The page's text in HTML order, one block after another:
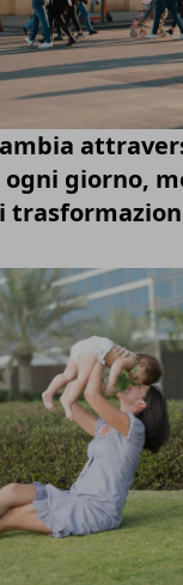
giorno,